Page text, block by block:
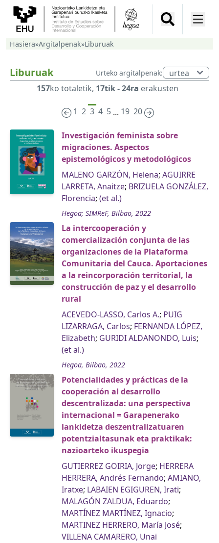
Hasiera»Argitalpenak»Liburuak
Liburuak Urteko argitalpenak:
157ko totaletik, 17tik - 24ra erakusten
1 2 3 4 5 ... 19 20
Investigación feminista sobre
migraciones. Aspectos
epistemológicos y metodológicos
MALENO GARZÓN, Helena; AGUIRRE
LARRETA, Anaitze; BRIZUELA GONZÁLEZ,
Florencia; (et al.)
Hegoa; SIMReF, Bilbao, 2022
La intercooperación y
comercialización conjunta de las
organizaciones de la Plataforma
Comunitaria del Cauca. Aportaciones
a la reincorporación territorial, la
construcción de paz y el desarrollo
rural
ACEVEDO-LASSO, Carlos A.; PUIG
LIZARRAGA, Carlos; FERNANDA LÓPEZ,
Elizabeth; GURIDI ALDANONDO, Luis;
(et al.)
Hegoa, Bilbao, 2022
Potencialidades y prácticas de la
cooperación al desarrollo
descentralizada: una perspectiva
internacional = Garapenerako
lankidetza deszentralizatuaren
potentzialtasunak eta praktikak:
nazioarteko ikuspegia
GUTIERREZ GOIRIA, Jorge; HERRERA
HERRERA, Andrés Fernando; AMIANO,
Iratxe; LABAIEN EGIGUREN, Irati;
MALAGÓN ZALDUA, Eduardo;
MARTÍNEZ MARTÍNEZ, Ignacio;
MARTINEZ HERRERO, María José;
VILLENA CAMARERO, Unai